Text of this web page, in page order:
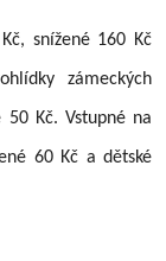
snížené 160 Kč
zámeckých
Kč. Vstupné na
60 Kč a dětské